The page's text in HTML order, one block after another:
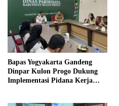
Bapas Yogyakarta Gandeng
Dinpar Kulon Progo Dukung
Implementasi Pidana Kerja